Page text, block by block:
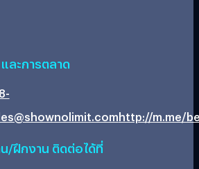
ละการตลาด
http://m.me/
/ฝึกงาน ติดต่อได้ที่